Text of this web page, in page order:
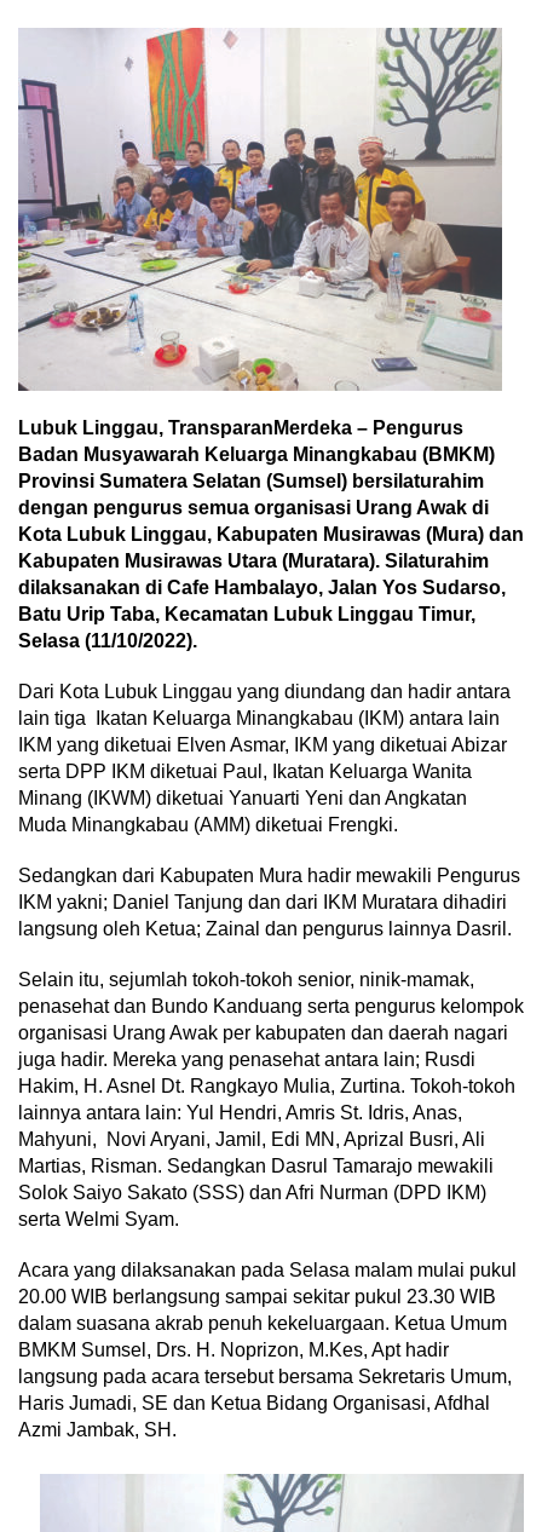
Lubuk Linggau, TransparanMerdeka – Pengurus
Badan Musyawarah Keluarga Minangkabau (BMKM)
Provinsi Sumatera Selatan (Sumsel) bersilaturahim
dengan pengurus semua organisasi Urang Awak di
Kota Lubuk Linggau, Kabupaten Musirawas (Mura) dan
Kabupaten Musirawas Utara (Muratara). Silaturahim
dilaksanakan di Cafe Hambalayo, Jalan Yos Sudarso,
Batu Urip Taba, Kecamatan Lubuk Linggau Timur,
Selasa (11/10/2022).
Dari Kota Lubuk Linggau yang diundang dan hadir antara
lain tiga Ikatan Keluarga Minangkabau (IKM) antara lain
IKM yang diketuai Elven Asmar, IKM yang diketuai Abizar
serta DPP IKM diketuai Paul, Ikatan Keluarga Wanita
Minang (IKWM) diketuai Yanuarti Yeni dan Angkatan
Muda Minangkabau (AMM) diketuai Frengki.
Sedangkan dari Kabupaten Mura hadir mewakili Pengurus
IKM yakni; Daniel Tanjung dan dari IKM Muratara dihadiri
langsung oleh Ketua; Zainal dan pengurus lainnya Dasril.
Selain itu, sejumlah tokoh-tokoh senior, ninik-mamak,
penasehat dan Bundo Kanduang serta pengurus kelompok
organisasi Urang Awak per kabupaten dan daerah nagari
juga hadir. Mereka yang penasehat antara lain; Rusdi
Hakim, H. Asnel Dt. Rangkayo Mulia, Zurtina. Tokoh-tokoh
lainnya antara lain: Yul Hendri, Amris St. Idris, Anas,
Mahyuni, Novi Aryani, Jamil, Edi MN, Aprizal Busri, Ali
Martias, Risman. Sedangkan Dasrul Tamarajo mewakili
Solok Saiyo Sakato (SSS) dan Afri Nurman (DPD IKM)
serta Welmi Syam.
Acara yang dilaksanakan pada Selasa malam mulai pukul
20.00 WIB berlangsung sampai sekitar pukul 23.30 WIB
dalam suasana akrab penuh kekeluargaan. Ketua Umum
BMKM Sumsel, Drs. H. Noprizon, M.Kes, Apt hadir
langsung pada acara tersebut bersama Sekretaris Umum,
Haris Jumadi, SE dan Ketua Bidang Organisasi, Afdhal
Azmi Jambak, SH.